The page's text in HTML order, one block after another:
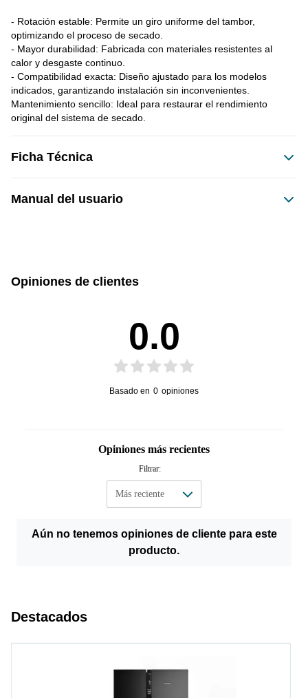
- Rotación estable: Permite un giro uniforme del tambor,
optimizando el proceso de secado.
- Mayor durabilidad: Fabricada con materiales resistentes al
calor y desgaste continuo.
- Compatibilidad exacta: Diseño ajustado para los modelos
indicados, garantizando instalación sin inconvenientes.
Mantenimiento sencillo: Ideal para restaurar el rendimiento
original del sistema de secado.
Ficha Técnica
Manual del usuario
Opiniones de clientes
0.0
Basado en 0 opiniones
Opiniones más recientes
Filtrar:
Aún no tenemos opiniones de cliente para este
producto.
Destacados